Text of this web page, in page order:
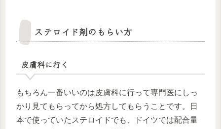
ステロイド剤のもらい方
皮膚科に行く
もちろん一番いいのは皮膚科に行って専門医にしっ
かり見てもらってから処方してもらうことです。日
本で使っていたステロイドでも、ドイツでは配合量